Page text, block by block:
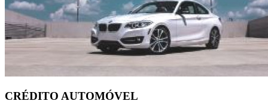
CRÉDITO AUTOMÓVEL